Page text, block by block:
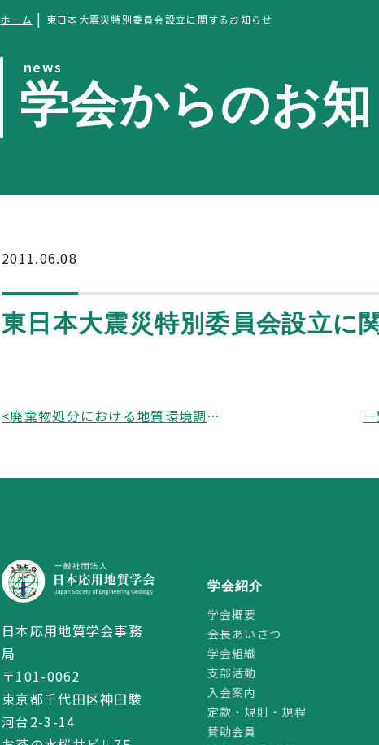
ホーム | 東日本大震災特別委員会設立に関するお知らせ
news
学会からのお
2011.06.08
東日本大震災特別委員会設立に
< 廃棄物処分における地質環境調査・解析手法に関する研究小委員会「災害廃棄物の仮置き場における設置・維持管理・閉鎖に関する留意点（第１版）」
日本応用地質学会事務
局
〒101-0062
東京都千代田区神田駿
河台2-3-14
学会紹介
学会概要
会長あいさつ
学会組織
支部活動
入会案内
定款・規則・規程
賛助会員